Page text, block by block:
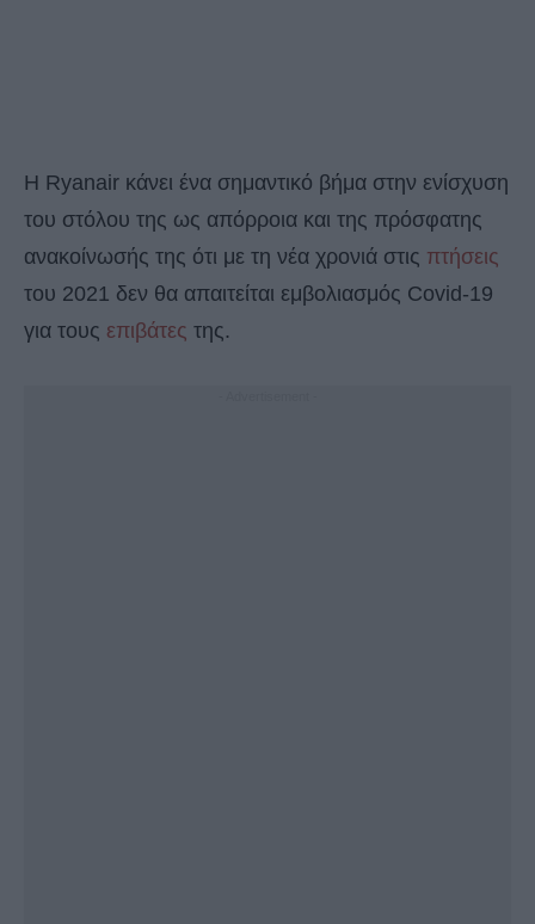
Η Ryanair κάνει ένα σημαντικό βήμα στην ενίσχυση
του στόλου της ως απόρροια και της πρόσφατης
ανακοίνωσής της ότι με τη νέα χρονιά στις πτήσεις
του 2021 δεν θα απαιτείται εμβολιασμός Covid-19
για τους επιβάτες της.